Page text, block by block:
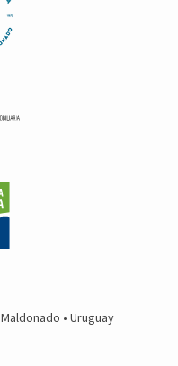
• Uruguay